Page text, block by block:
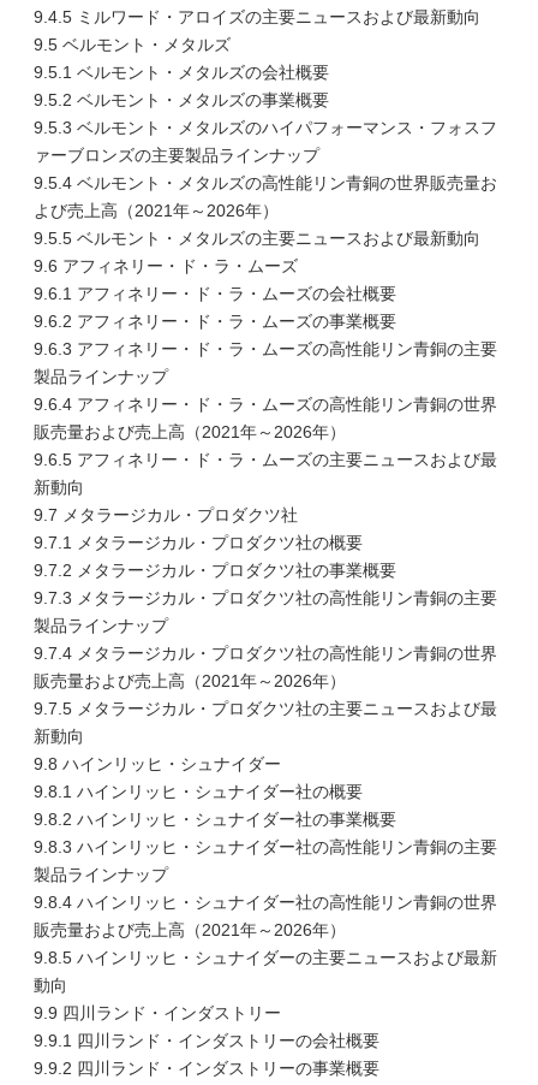
9.4.5 ミルワード・アロイズの主要ニュースおよび最新動向
9.5 ベルモント・メタルズ
9.5.1 ベルモント・メタルズの会社概要
9.5.2 ベルモント・メタルズの事業概要
9.5.3 ベルモント・メタルズのハイパフォーマンス・フォスフ
ァーブロンズの主要製品ラインナップ
9.5.4 ベルモント・メタルズの高性能リン青銅の世界販売量お
よび売上高（2021年～2026年）
9.5.5 ベルモント・メタルズの主要ニュースおよび最新動向
9.6 アフィネリー・ド・ラ・ムーズ
9.6.1 アフィネリー・ド・ラ・ムーズの会社概要
9.6.2 アフィネリー・ド・ラ・ムーズの事業概要
9.6.3 アフィネリー・ド・ラ・ムーズの高性能リン青銅の主要
製品ラインナップ
9.6.4 アフィネリー・ド・ラ・ムーズの高性能リン青銅の世界
販売量および売上高（2021年～2026年）
9.6.5 アフィネリー・ド・ラ・ムーズの主要ニュースおよび最
新動向
9.7 メタラージカル・プロダクツ社
9.7.1 メタラージカル・プロダクツ社の概要
9.7.2 メタラージカル・プロダクツ社の事業概要
9.7.3 メタラージカル・プロダクツ社の高性能リン青銅の主要
製品ラインナップ
9.7.4 メタラージカル・プロダクツ社の高性能リン青銅の世界
販売量および売上高（2021年～2026年）
9.7.5 メタラージカル・プロダクツ社の主要ニュースおよび最
新動向
9.8 ハインリッヒ・シュナイダー
9.8.1 ハインリッヒ・シュナイダー社の概要
9.8.2 ハインリッヒ・シュナイダー社の事業概要
9.8.3 ハインリッヒ・シュナイダー社の高性能リン青銅の主要
製品ラインナップ
9.8.4 ハインリッヒ・シュナイダー社の高性能リン青銅の世界
販売量および売上高（2021年～2026年）
9.8.5 ハインリッヒ・シュナイダーの主要ニュースおよび最新
動向
9.9 四川ランド・インダストリー
9.9.1 四川ランド・インダストリーの会社概要
9.9.2 四川ランド・インダストリーの事業概要